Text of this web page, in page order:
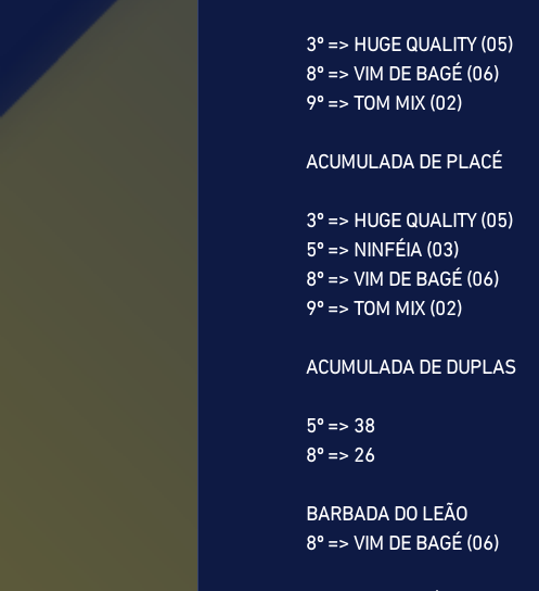
3º => HUGE QUALITY (05)
8º => VIM DE BAGÉ (06)
9º => TOM MIX (02)
ACUMULADA DE PLACÉ
3º => HUGE QUALITY (05)
5º => NINFÉIA (03)
8º => VIM DE BAGÉ (06)
9º => TOM MIX (02)
ACUMULADA DE DUPLAS
5º => 38
8º => 26
BARBADA DO LEÃO
8º => VIM DE BAGÉ (06)